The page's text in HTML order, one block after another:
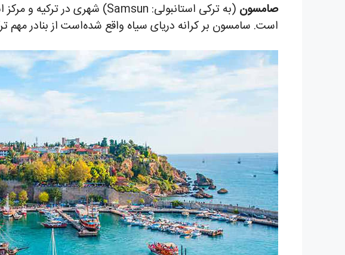
صامسون (به ترکی استانبولی: Samsun) شهری در ترکیه و
است. سامسون بر کرانه دریای سیاه واقع شده‌است از بنادر